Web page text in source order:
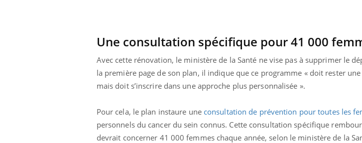
Une consultation spécifique pour 41 000
Avec cette rénovation, le ministère de la Santé ne vise pas à supprimer le
la première page de son plan, il indique que ce programme « doit rester
mais doit s’inscrire dans une approche plus personnalisée ».
Pour cela, le plan instaure une consultation de prévention pour toutes les
personnels du cancer du sein connus. Cette consultation spécifique
devrait concerner 41 000 femmes chaque année, selon le ministère de la